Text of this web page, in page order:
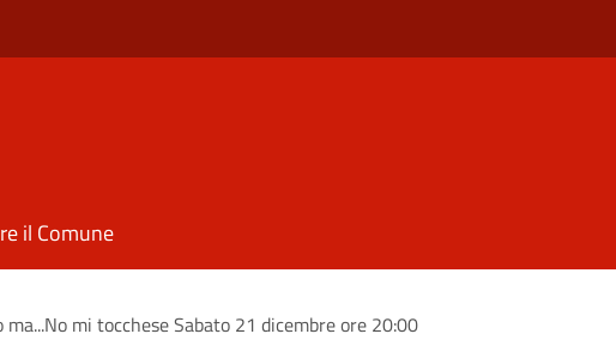
il Comune
ma...No mi tocchese Sabato 21 dicembre ore 20:00